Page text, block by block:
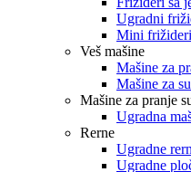
Ugradni
Mini frižideri
Veš mašine
Mašine za
Mašine za
Mašine za pranje
Ugradna
Rerne
Ugradne
Ugradne